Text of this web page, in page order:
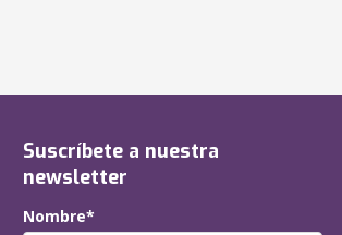
Suscríbete a nuestra
newsletter
Nombre*